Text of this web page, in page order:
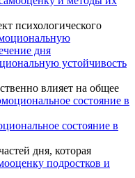
психологического
устойчивость
влияет на общее
состояние в
дня, которая